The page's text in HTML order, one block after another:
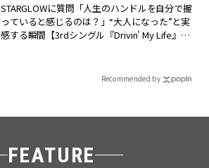
STARGLOWに質問「人生のハンドルを自分で握
っていると感じるのは？」“大️人になった”と実
感する瞬間【3rdシングル『Drivin' My Life』発
Recommended by
FEATURE